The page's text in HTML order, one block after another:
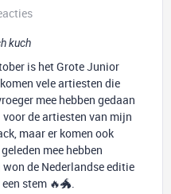
kuch
is het Grote Junior
vele artiesten die
mee hebben gedaan
de artiesten van mijn
maar er komen ook
mee hebben
de Nederlandse editie
stem 🔥🐲.